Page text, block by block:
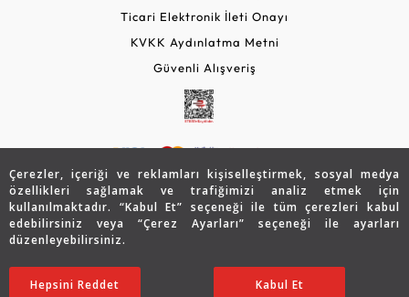
Çerezler, içeriği ve reklamları kişiselleştirmek, sosyal medya
özellikleri sağlamak ve trafiğimizi analiz etmek için
kullanılmaktadır. “Kabul Et” seçeneği ile tüm çerezleri kabul
edebilirsiniz veya “Çerez Ayarları” seçeneği ile ayarları
düzenleyebilirsiniz.
Ayarları Düzenle
Hepsini Reddet Kabul Et
29.029TL SATIN ALIN
© 2026 Assos Diamond
Ticari Elektronik İleti Onayı
KVKK Aydınlatma Metni
Güvenli Alışveriş
Copyright © 2026 Assos Pırlanta - Bu sitenin tüm hakları